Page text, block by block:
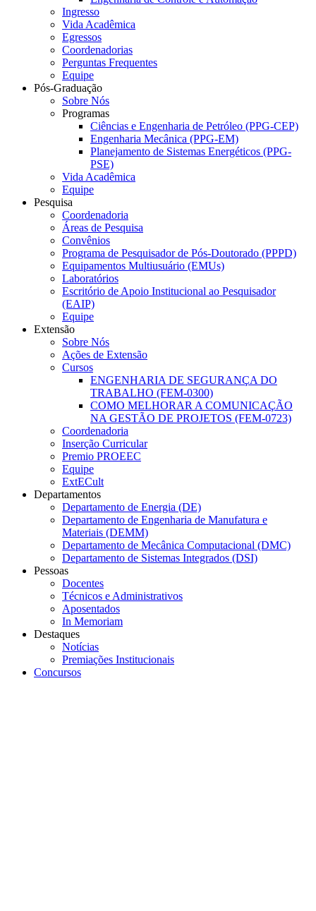
Ingresso
Vida Acadêmica
Egressos
Coordenadorias
Perguntas Frequentes
Equipe
Pós-Graduação
Sobre Nós
Programas
Ciências e Engenharia de Petróleo (PPG-CEP)
Engenharia Mecânica (PPG-EM)
Planejamento de Sistemas Energéticos (PPG-
PSE)
Vida Acadêmica
Equipe
Pesquisa
Coordenadoria
Áreas de Pesquisa
Convênios
Programa de Pesquisador de Pós-Doutorado (PPPD)
Equipamentos Multiusuário (EMUs)
Laboratórios
Escritório de Apoio Institucional ao Pesquisador
(EAIP)
Equipe
Extensão
Sobre Nós
Ações de Extensão
Cursos
ENGENHARIA DE SEGURANÇA DO
TRABALHO (FEM-0300)
COMO MELHORAR A COMUNICAÇÃO
NA GESTÃO DE PROJETOS (FEM-0723)
Coordenadoria
Inserção Curricular
Premio PROEEC
Equipe
ExtECult
Departamentos
Departamento de Energia (DE)
Departamento de Engenharia de Manufatura e
Materiais (DEMM)
Departamento de Mecânica Computacional (DMC)
Departamento de Sistemas Integrados (DSI)
Pessoas
Docentes
Técnicos e Administrativos
Aposentados
In Memoriam
Destaques
Notícias
Premiações Institucionais
Concursos